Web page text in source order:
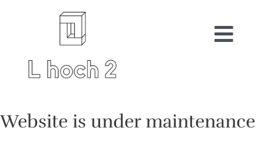
Start
Website is under maintenance